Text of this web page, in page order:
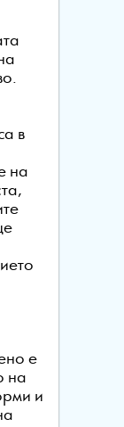
в
на
е
на
и